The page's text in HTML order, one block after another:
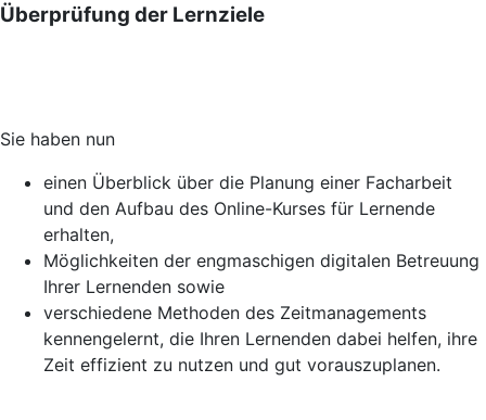
Überprüfung der Lernziele
Sie haben nun
einen Überblick über die Planung einer Facharbeit
und den Aufbau des Online-Kurses für Lernende
erhalten,
Möglichkeiten der engmaschigen digitalen Betreuung
Ihrer Lernenden sowie
verschiedene Methoden des Zeitmanagements
kennengelernt, die Ihren Lernenden dabei helfen, ihre
Zeit effizient zu nutzen und gut vorauszuplanen.